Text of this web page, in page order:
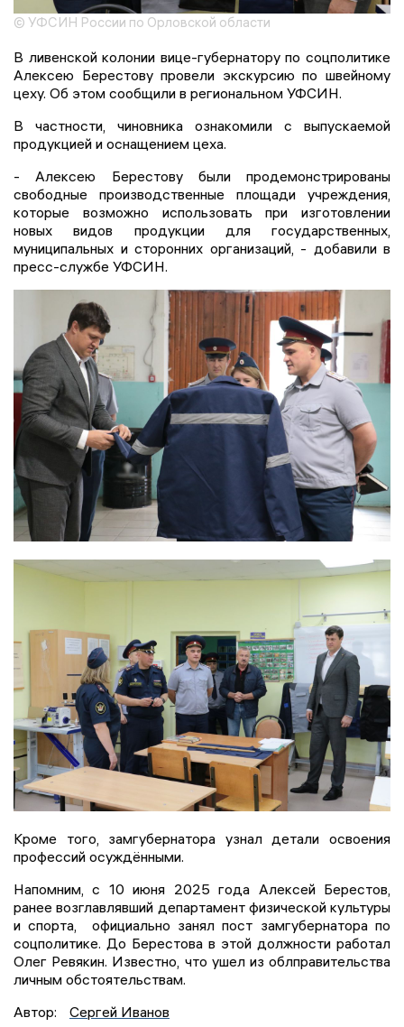
© УФСИН России по Орловской области
В ливенской колонии вице-губернатору по соцполитике
Алексею Берестову провели экскурсию по швейному
цеху. Об этом сообщили в региональном УФСИН.
В частности, чиновника ознакомили с выпускаемой
продукцией и оснащением цеха.
- Алексею Берестову были продемонстрированы
свободные производственные площади учреждения,
которые возможно использовать при изготовлении
новых видов продукции для государственных,
муниципальных и сторонних организаций, - добавили в
пресс-службе УФСИН.
Кроме того, замгубернатора узнал детали освоения
профессий осуждёнными.
Напомним, с 10 июня 2025 года Алексей Берестов,
ранее возглавлявший департамент физической культуры
и спорта, официально занял пост замгубернатора по
соцполитике. До Берестова в этой должности работал
Олег Ревякин. Известно, что ушел из облправительства
личным обстоятельствам.
Автор:
Сергей Иванов